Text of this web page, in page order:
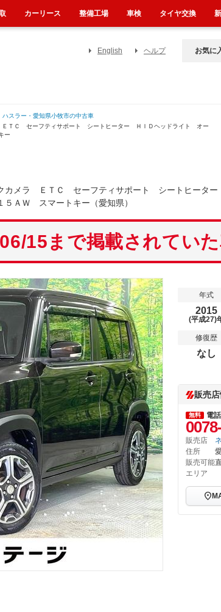
English ヘルプ お気に
ハスラー・愛知県小牧市の中古車
ＴＣ セーフティサポート シートヒーター ＨＩＤヘッドライト オー
ー
メラ ＥＴＣ セーフティサポート シートヒーター
ＡＷ スマートキー（愛知県）
15まで掲載されてい
年式
2015
(平成27)
修復歴
なし
販売
無料 電
販売店
住所
販売可能
エリア
カーリース 整備工場 車検 タイヤ交換